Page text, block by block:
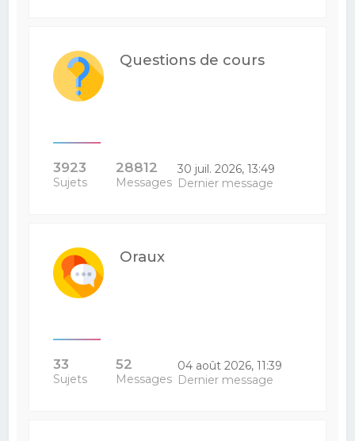
Questions de cours
3923
Sujets
28812
Messages
30 juil. 2026, 13:49
Dernier message
Oraux
33
Sujets
52
Messages
04 août 2026, 11:39
Dernier message